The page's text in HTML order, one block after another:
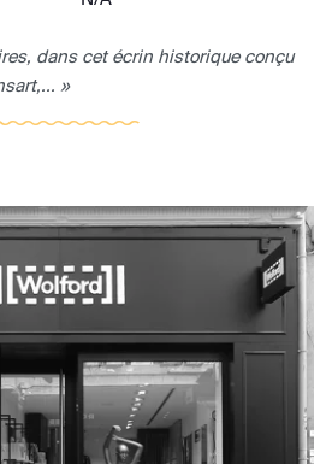
dans cet écrin historique conçu
»